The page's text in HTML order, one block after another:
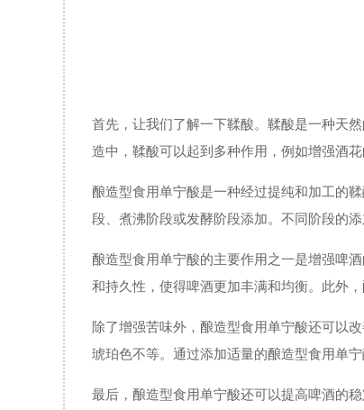
首先，让我们了解一下鞣酸。鞣酸是一种天
造中，鞣酸可以起到多种作用，例如增强酒
酿造型食用单宁酸是一种经过提纯和加工的
段、煮沸阶段或发酵阶段添加。不同阶段的
酿造型食用单宁酸的主要作用之一是增强啤
和持久性，使得啤酒更加丰满和均衡。此外
除了增强苦味外，酿造型食用单宁酸还可以
琥珀色不等。通过添加适量的酿造型食用单
最后，酿造型食用单宁酸还可以提高啤酒的